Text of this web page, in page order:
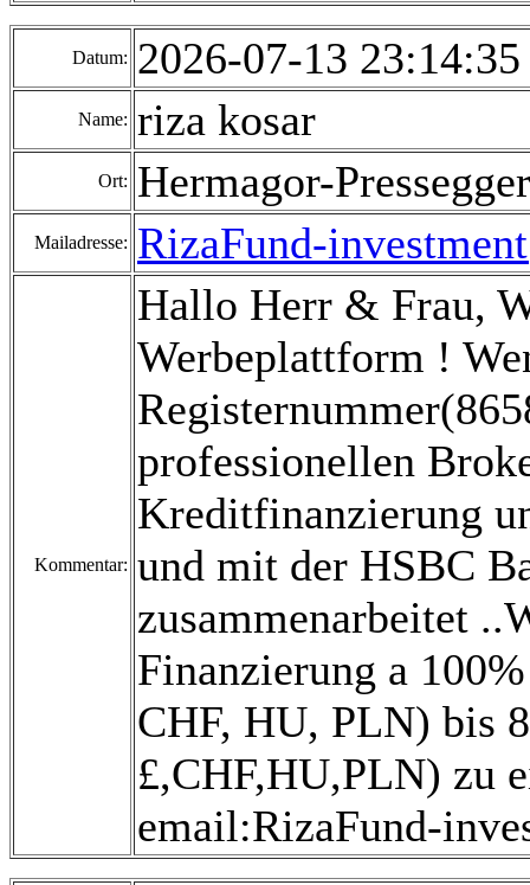
Datum: 2026-07-13
Name: riza kosar
Ort: Hermagor-
Mailadresse: RizaFund-
Kommentar:
Hallo Herr & Frau,
Werbeplattform !
professionellen
Kreditfinanzierung
und mit der HSBC
zusammenarbeitet
Finanzierung a
CHF, HU, PLN) bis
£,CHF,HU,PLN) zu
email:RizaFund-